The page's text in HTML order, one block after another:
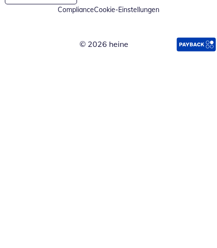
ComplianceCookie-Einstellungen
© 2026 heine